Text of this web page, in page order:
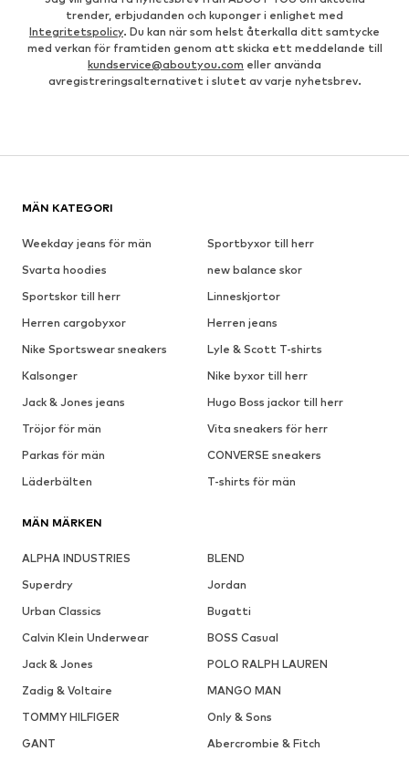
trender, erbjudanden och kuponger i enlighet med
Integritetspolicy. Du kan när som helst återkalla ditt samtycke
med verkan för framtiden genom att skicka ett meddelande till
kundservice@aboutyou.com eller använda
avregistreringsalternativet i slutet av varje nyhetsbrev.
MÄN KATEGORI
Weekday jeans för män
Sportbyxor till herr
Svarta hoodies
new balance skor
Sportskor till herr
Linneskjortor
Herren cargobyxor
Herren jeans
Nike Sportswear sneakers
Lyle & Scott T-shirts
Kalsonger
Nike byxor till herr
Jack & Jones jeans
Hugo Boss jackor till herr
Tröjor för män
Vita sneakers för herr
Parkas för män
CONVERSE sneakers
Läderbälten
T-shirts för män
MÄN MÄRKEN
ALPHA INDUSTRIES
BLEND
Superdry
Jordan
Urban Classics
Bugatti
Calvin Klein Underwear
BOSS Casual
Jack & Jones
POLO RALPH LAUREN
Zadig & Voltaire
MANGO MAN
TOMMY HILFIGER
Only & Sons
GANT
Abercrombie & Fitch